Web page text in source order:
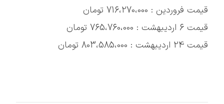
قیمت فروردین : 716،270،000 تومان
قیمت 6 اردیبهشت : 765،760،000 تومان
قیمت 24 اردیبهشت : 803،585،000 تومان